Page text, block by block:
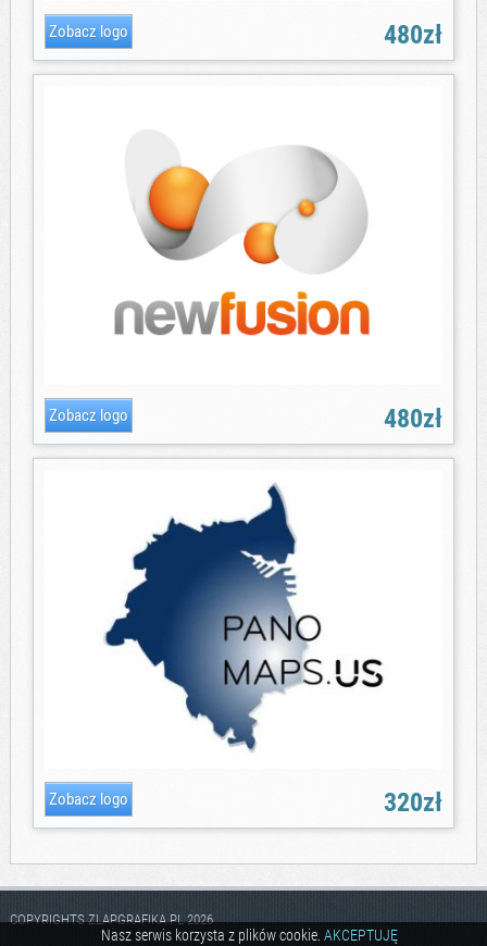
480zł
480zł
320zł
COPYRIGHTS ZLAPGRAFIKA.PL 2026
Nasz serwis korzysta z plików cookie. AKCEPTUJĘ